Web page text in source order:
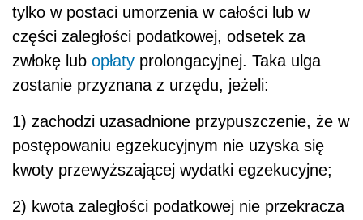
tylko w postaci umorzenia w całości lub w
części zaległości podatkowej, odsetek za
zwłokę lub opłaty prolongacyjnej. Taka ulga
zostanie przyznana z urzędu, jeżeli:
1) zachodzi uzasadnione przypuszczenie, że w
postępowaniu egzekucyjnym nie uzyska się
kwoty przewyższającej wydatki egzekucyjne;
2) kwota zaległości podatkowej nie przekracza